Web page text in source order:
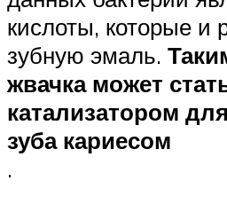
кислоты, которые и
зубную эмаль.
жвачка может
катализатором
зуба кариесом
.